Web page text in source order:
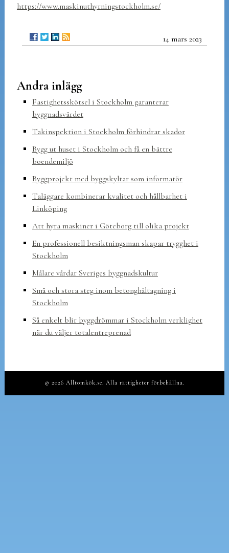
https://www.maskinuthyrningstockholm.se/
14 mars 2023
Andra inlägg
Fastighetsskötsel i Stockholm garanterar
byggnadsvärdet
Takinspektion i Stockholm förhindrar skador
Bygg ut huset i Stockholm och få en bättre
boendemiljö
Byggprojekt med byggskyltar som informatör
Taläggare kombinerar kvalitet och hållbarhet i
Linköping
Att hyra maskiner i Göteborg till olika projekt
En professionell besiktningsman skapar trygghet i
Stockholm
Målare vårdar Sveriges byggnadskultur
Små och stora steg inom betonghåltagning i
Stockholm
Så enkelt blir byggdrömmar i Stockholm verklighet
när du väljer totalentreprenad
© 2026 Alltomkök.se. Alla rättigheter förbehållna.